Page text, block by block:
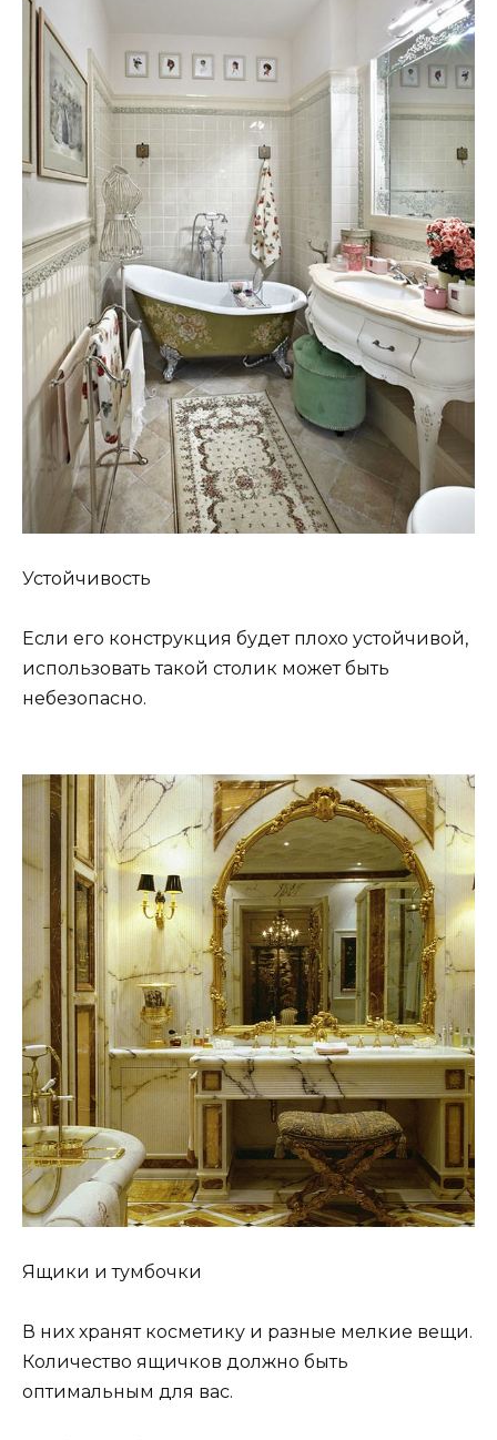
Устойчивость
Если его конструкция будет плохо устойчивой,
использовать такой столик может быть
небезопасно.
Ящики и тумбочки
В них хранят косметику и разные мелкие вещи.
Количество ящичков должно быть
оптимальным для вас.